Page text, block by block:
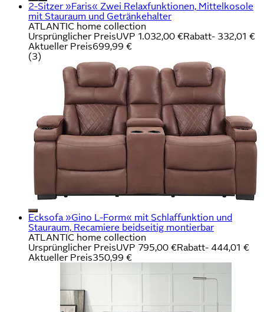
2-Sitzer »Faris« Zwei Relaxfunktionen, Mittelkosole
mit Stauraum und Getränkehalter
ATLANTIC home collection
Ursprünglicher PreisUVP 1.032,00 €Rabatt- 332,01 €
Aktueller Preis699,99 €
(3)
Ecksofa »Gino L-Form« mit Schlaffunktion und
Stauraum, Recamiere beidseitig montierbar
ATLANTIC home collection
Ursprünglicher PreisUVP 795,00 €Rabatt- 444,01 €
Aktueller Preis350,99 €